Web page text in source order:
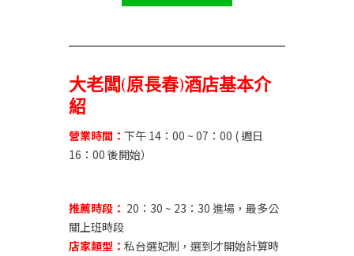
大老闆(原長春)酒店基本介
紹
營業時間： 下午 14：00 ~ 07：00 ( 週日
16：00 後開始）
推薦時段： 20：30 ~ 23：30 進場，最多公
關上班時段
店家類型： 私台選妃制，選到才開始計算時